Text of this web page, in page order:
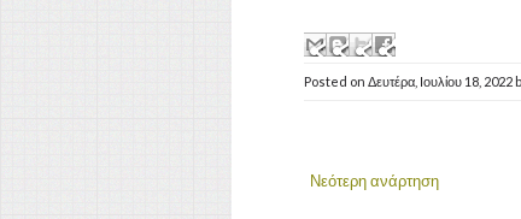
Posted on Δευτέρα, Ιουλίου 18, 2022
Νεότερη ανάρτηση